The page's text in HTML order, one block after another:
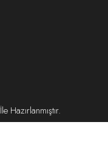
İle Hazırlanmıştır.